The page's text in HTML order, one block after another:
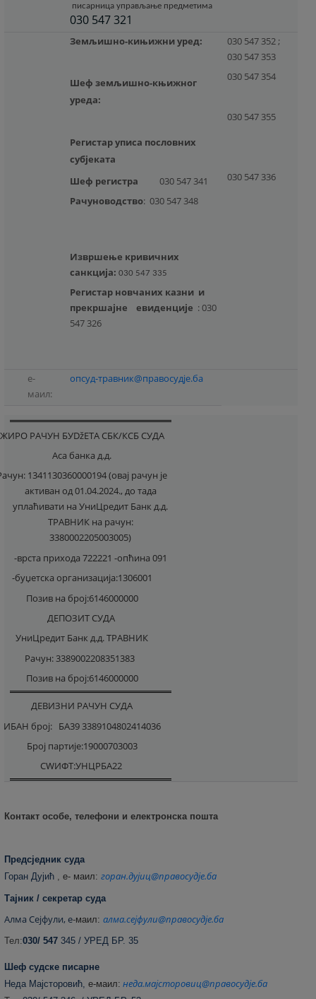
писарница управљање предметима
030 547 321
Земљишно-кињижни уред:
Шеф земљишно-књижног
уреда:
Регистар уписа пословних
субјеката
Шеф регистра
030 547 341
Рачуноводство:030 547 348
Извршење кривичних
санкција: 030 547 335
Регистар новчаних казни и
прекршајне
евиденције :030
547 326
030 547 352 ;
030 547 353
030 547 354
030 547 355
030 547 336
е-
маил:
опсуд-травник@правосудје.ба
ЖИРО РАЧУН БУDžЕТА СБК/КСБ СУДА
Аса банка д.д.
1341130360000194 (овај рачун је
активан од 01.04.2024., до тада
уплаћивати на УниЦредит Банк д.д.
ТРАВНИК на рачун:
3380002205003005)
-врста прихода 722221 -опћина 091
-буџетска организација:1306001
Позив на број:6146000000
ДЕПОЗИТ СУДА
УниЦредит Банк д.д. ТРАВНИК
Рачун: 3389002208351383
Позив на број:6146000000
ДЕВИЗНИ РАЧУН СУДА
ИБАН број: БА39 3389104802414036
Број партије:19000703003
СWИФТ:УНЦРБА22
Контакт особе, телефони и електронска пошта
Предсједник суда
Горан Дујић , е- маил:горан.дујиц@правосудје.ба
Тајник / секретар суда
Алма Сејфули, е-маил:алма.сејфули@правосудје.ба
Тел:030/ 547 345 / УРЕД БР. 35
Шеф судске писарне
Неда Мајсторовић,е-маил: неда.мајсторовиц@правосудје.ба